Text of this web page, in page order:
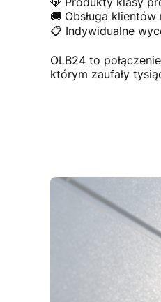
🚚 Obsługa klientów
📋 Indywidualne
OLB24 to
którym zaufały